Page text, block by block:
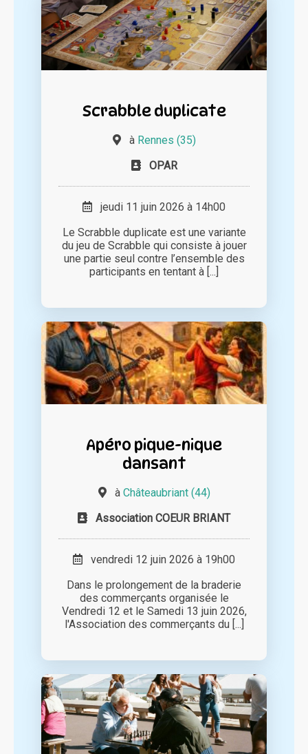
Scrabble duplicate
à Rennes (35)
OPAR
jeudi 11 juin 2026 à 14h00
Le Scrabble duplicate est une variante
du jeu de Scrabble qui consiste à jouer
une partie seul contre l’ensemble des
participants en tentant à [...]
Apéro pique-nique
dansant
à Châteaubriant (44)
Association COEUR BRIANT
vendredi 12 juin 2026 à 19h00
Dans le prolongement de la braderie
des commerçants organisée le
Vendredi 12 et le Samedi 13 juin 2026,
l'Association des commerçants du [...]